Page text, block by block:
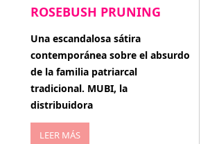
ROSEBUSH PRUNING
enero 20, 2026
Una escandalosa sátira
contemporánea sobre el absurdo
de la familia patriarcal
tradicional. MUBI, la
distribuidora
LEER MÁS